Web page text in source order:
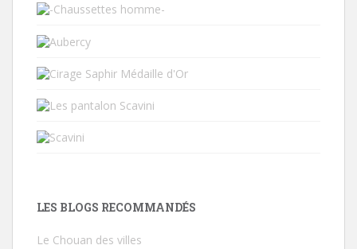
LES BLOGS RECOMMANDÉS
Le Chouan des villes